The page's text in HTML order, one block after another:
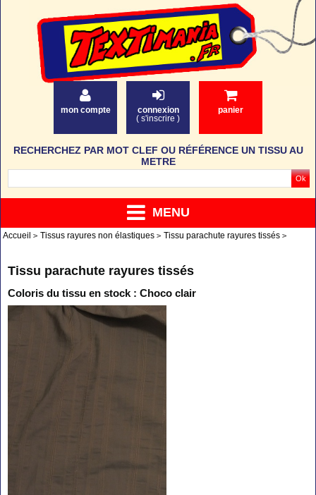
mon compte
connexion
( s'inscrire )
panier
MENU
RECHERCHEZ PAR MOT CLEF OU RÉFÉRENCE UN TISSU AU
METRE
Accueil Tissus rayures non élastiques Tissu parachute rayures tissés
Tissu parachute rayures tissés
Coloris du tissu en stock : Choco clair